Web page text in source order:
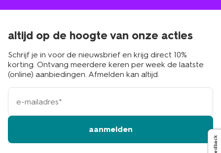
altijd op de hoogte van onze acties
Schrijf je in voor de nieuwsbrief en krijg direct 10%
korting. Ontvang meerdere keren per week de laatste
(online) aanbiedingen. Afmelden kan altijd.
e-
mailadres
aanmelden
Feedback